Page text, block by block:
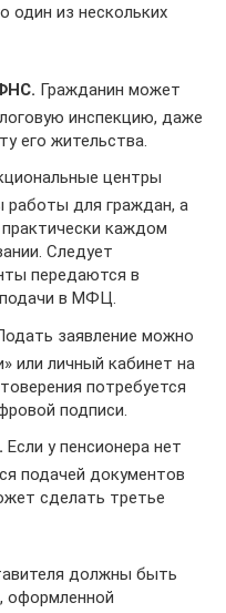
один из нескольких
Гражданин может
инспекцию, даже
его жительства.
центры
для граждан, а
каждом
Следует
передаются в
подачи в МФЦ.
заявление можно
или личный кабинет на
потребуется
подписи.
Если у пенсионера нет
подачей документов
сделать третье
должны быть
оформленной